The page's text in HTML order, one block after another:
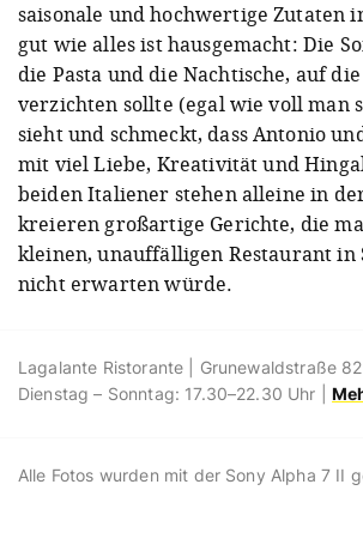
saisonale und hochwertige Zutaten
gut wie alles ist hausgemacht: Die
die Pasta und die Nachtische, auf
verzichten sollte (egal wie voll man
sieht und schmeckt, dass Antonio
mit viel Liebe, Kreativität und
beiden Italiener stehen alleine in
kreieren großartige Gerichte, die
kleinen, unauffälligen Restaurant in
nicht erwarten würde.
Lagalante Ristorante | Grunewaldstraße
Dienstag – Sonntag: 17.30–22.30 Uhr |
Alle Fotos wurden mit der Sony Alpha 7 II